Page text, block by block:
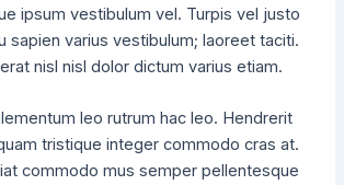
ipsum vestibulum vel. Turpis vel justo
sapien varius vestibulum; laoreet taciti.
nisl nisl dolor dictum varius etiam.
leo rutrum hac leo. Hendrerit
tristique integer commodo cras at.
commodo mus semper pellentesque